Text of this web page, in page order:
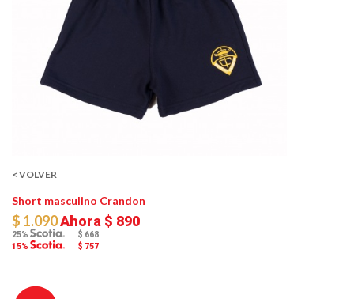
< VOLVER
Short masculino Crandon
$ 1.090Ahora $ 890
25%
$ 668
15%
$ 757